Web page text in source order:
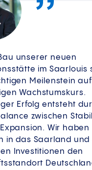
unserer neuen
im Saarlouis
Meilenstein
Wachstumskurs.
Erfolg entsteht
zwischen
Wir haben
in das Saarland und
Investitionen den